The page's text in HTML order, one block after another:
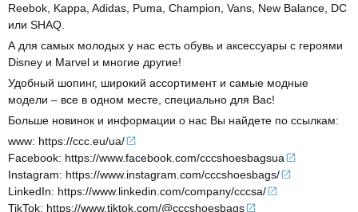
Reebok, Kappa, Adidas, Puma, Champion, Vans, New Balance, DC
или SHAQ.
А для самых молодых у нас есть обувь и аксессуары с героями
Disney и Marvel и многие другие!
Удобный шопинг, широкий ассортимент и самые модные
модели – все в одном месте, специально для Вас!
Больше новинок и информации о нас Вы найдете по ссылкам:
www: https://ccc.eu/ua/
Facebook: https://www.facebook.com/cccshoesbagsua
Instagram: https://www.instagram.com/cccshoesbags/
LinkedIn: https://www.linkedin.com/company/cccsa/
TikTok: https://www.tiktok.com/@cccshoesbags